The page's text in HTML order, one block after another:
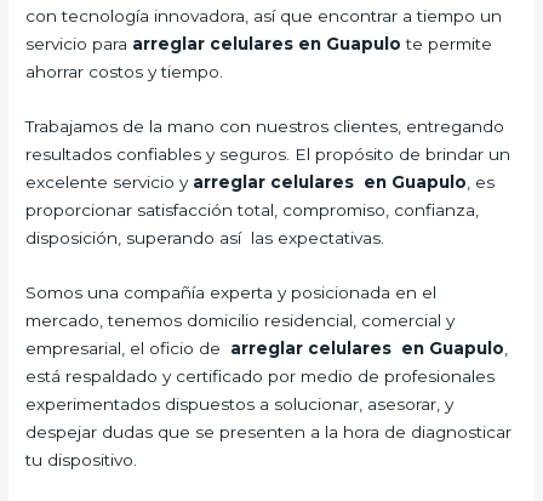
con tecnología innovadora, así que encontrar a tiempo un
servicio para arreglar celulares en Guapulo te permite
ahorrar costos y tiempo.
Trabajamos de la mano con nuestros clientes, entregando
resultados confiables y seguros. El propósito de brindar un
excelente servicio y arreglar celulares en Guapulo , es
proporcionar satisfacción total, compromiso, confianza,
disposición, superando así las expectativas.
Somos una compañía experta y posicionada en el
mercado, tenemos domicilio residencial, comercial y
empresarial, el oficio de arreglar celulares en Guapulo
está respaldado y certificado por medio de profesionales
experimentados dispuestos a solucionar, asesorar, y
despejar dudas que se presenten a la hora de diagnosticar
tu dispositivo.